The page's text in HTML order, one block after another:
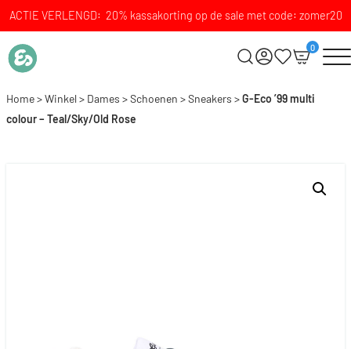
ACTIE VERLENGD: 20% kassakorting op de sale met code: zomer20
0
Home>Winkel> Dames >Schoenen >Sneakers >G-Eco ’99 multi
colour – Teal/Sky/Old Rose